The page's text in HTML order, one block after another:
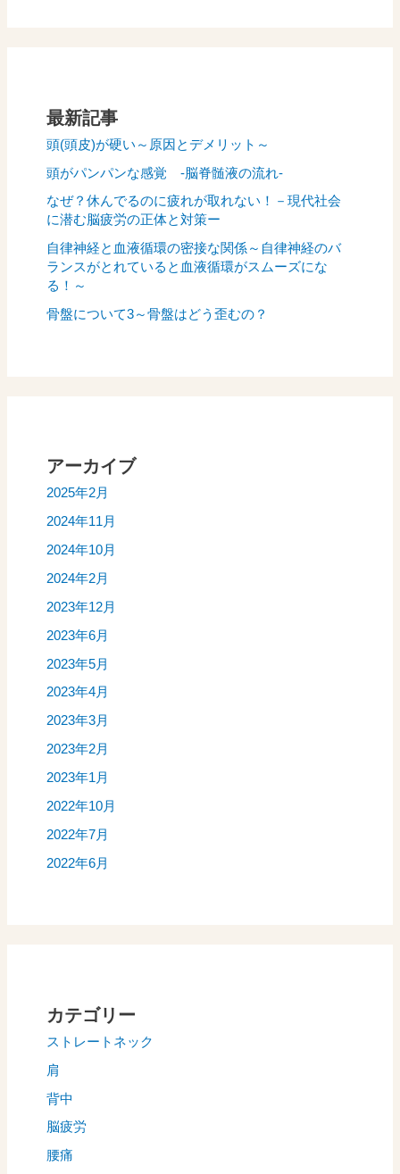
最新記事
頭(頭皮)が硬い～原因とデメリット～
頭がパンパンな感覚 -脳脊髄液の流れ-
なぜ？休んでるのに疲れが取れない！－現代社会
に潜む脳疲労の正体と対策ー
自律神経と血液循環の密接な関係～自律神経のバ
ランスがとれていると血液循環がスムーズにな
る！～
骨盤について3～骨盤はどう歪むの？
アーカイブ
2025年2月
2024年11月
2024年10月
2024年2月
2023年12月
2023年6月
2023年5月
2023年4月
2023年3月
2023年2月
2023年1月
2022年10月
2022年7月
2022年6月
カテゴリー
ストレートネック
肩
背中
脳疲労
腰痛